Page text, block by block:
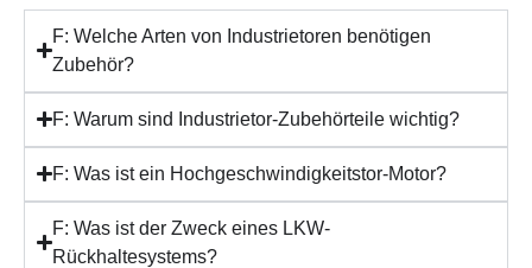
F: Welche Arten von Industrietoren benötigen
Zubehör?
F: Warum sind Industrietor-Zubehörteile wichtig?
F: Was ist ein Hochgeschwindigkeitstor-Motor?
F: Was ist der Zweck eines LKW-
Rückhaltesystems?